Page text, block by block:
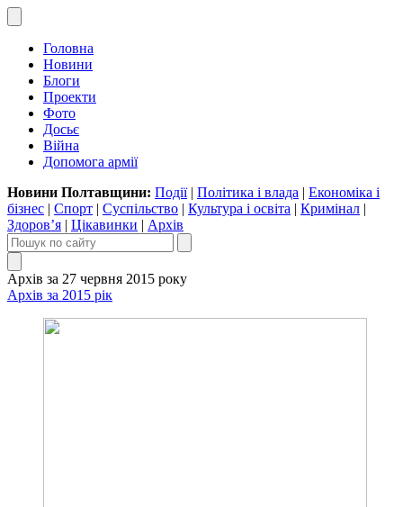
Головна
Новини
Блоги
Проекти
Фото
Досьє
Війна
Допомога армії
Новини Полтавщини: Події| Політика і влада | Економіка і
бізнес | Спорт | Суспільство | Культура і освіта | Кримінал |
Здоров’я | Цікавинки | Архів
Архів за 27 червня 2015 року
Архів за 2015 рік